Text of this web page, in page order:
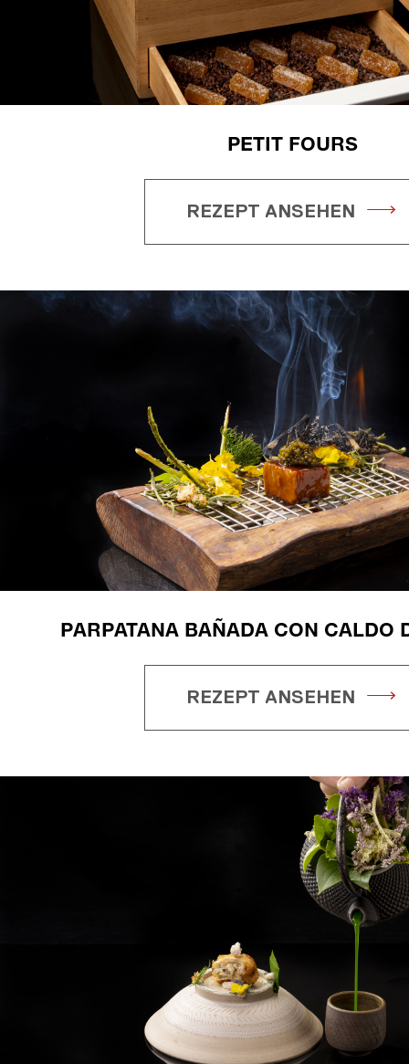
PETIT FOURS
REZEPT ANSEHEN
PARPATANA BAÑADA CON CALDO
REZEPT ANSEHEN